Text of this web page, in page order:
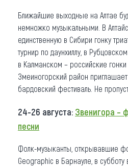
Ближайшие выходные на Алтае
немножко музыкальными. В
единственную в Сибири гонку
турнир по даунхиллу, в
в Калманском – российские
Змеиногорский район
бардовский фестиваль. Не
24-26 августа: Звенигора –
песни
Фолк-музыканты, открывавшие
Geographic в Барнауле, в субботу